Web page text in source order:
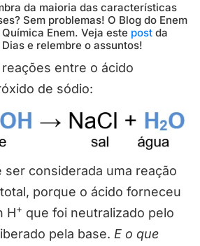
da maioria das características
Sem problemas! O Blog do Enem
Enem. Veja este post da
e relembre o assuntos!
entre o ácido
de sódio:
ser considerada uma reação
porque o ácido forneceu
H+ que foi neutralizado pelo
pela base. E o que